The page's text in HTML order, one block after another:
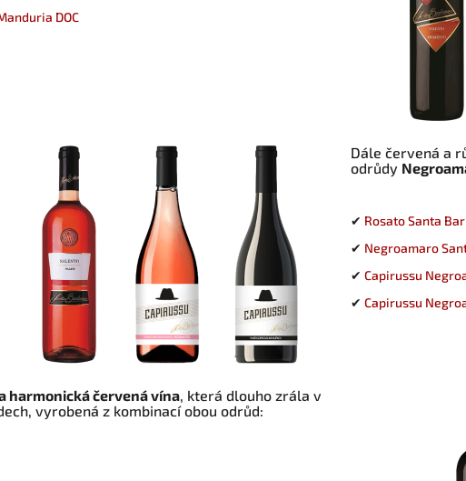
DOC
Dále červená a
odrůdy
✔ Rosato Santa
✔ Negroamaro
✔ Capirussu
✔ Capirussu
harmonická červená vína , která dlouho zrála v
vyrobená z kombinací obou odrůd: